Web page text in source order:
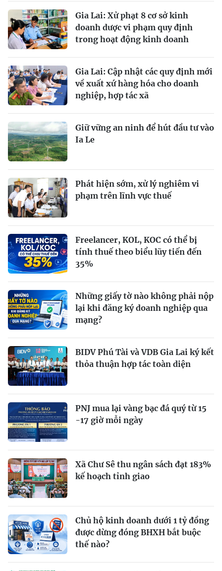
Gia Lai: Xử phạt 8 cơ sở kinh
doanh dược vi phạm quy định
trong hoạt động kinh doanh
Gia Lai: Cập nhật các quy định mới
về xuất xứ hàng hóa cho doanh
nghiệp, hợp tác xã
Giữ vững an ninh để hút đầu tư vào
Ia Le
Phát hiện sớm, xử lý nghiêm vi
phạm trên lĩnh vực thuế
Freelancer, KOL, KOC có thể bị
tính thuế theo biểu lũy tiến đến
35%
Những giấy tờ nào không phải nộp
lại khi đăng ký doanh nghiệp qua
mạng?
BIDV Phú Tài và VDB Gia Lai ký kết
thỏa thuận hợp tác toàn diện
PNJ mua lại vàng bạc đá quý từ 15
-17 giờ mỗi ngày
Xã Chư Sê thu ngân sách đạt 183%
kế hoạch tỉnh giao
Chủ hộ kinh doanh dưới 1 tỷ đồng
được dừng đóng BHXH bắt buộc
thế nào?